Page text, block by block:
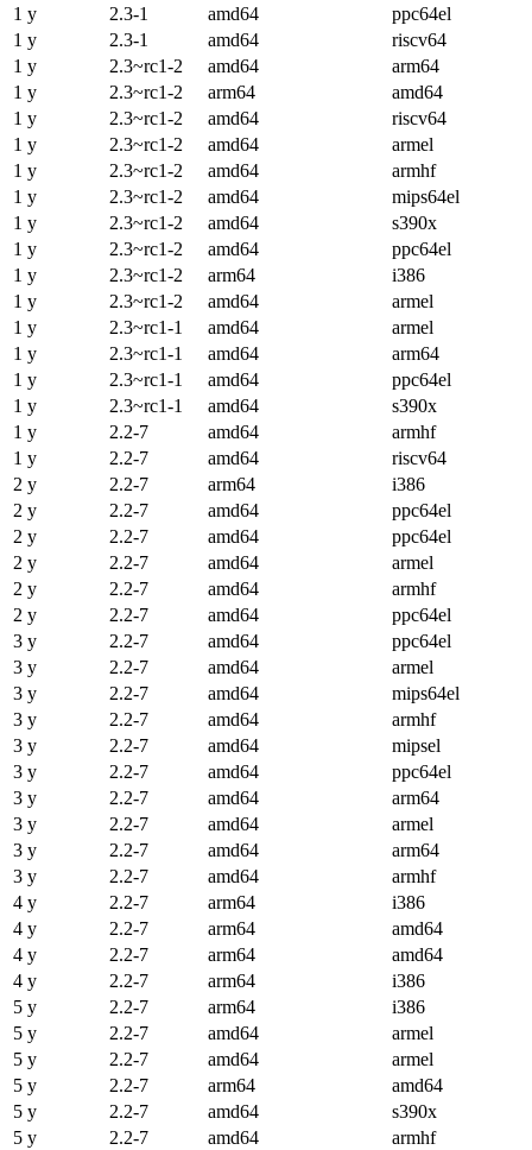
1 y
2.3-1 amd64
ppc64el
1 y
2.3-1 amd64
riscv64
1 y
2.3~rc1-2 amd64
arm64
1 y
2.3~rc1-2 arm64
amd64
1 y
2.3~rc1-2 amd64
riscv64
1 y
2.3~rc1-2 amd64
armel
1 y
2.3~rc1-2 amd64
armhf
1 y
2.3~rc1-2 amd64
mips64el
1 y
2.3~rc1-2 amd64
s390x
1 y
2.3~rc1-2 amd64
ppc64el
1 y
2.3~rc1-2 arm64
i386
1 y
2.3~rc1-2 amd64
armel
1 y
2.3~rc1-1 amd64
armel
1 y
2.3~rc1-1 amd64
arm64
1 y
2.3~rc1-1 amd64
ppc64el
1 y
2.3~rc1-1 amd64
s390x
1 y
2.2-7 amd64
armhf
1 y
2.2-7 amd64
riscv64
2 y
2.2-7 arm64
i386
2 y
2.2-7 amd64
ppc64el
2 y
2.2-7 amd64
ppc64el
2 y
2.2-7 amd64
armel
2 y
2.2-7 amd64
armhf
2 y
2.2-7 amd64
ppc64el
3 y
2.2-7 amd64
ppc64el
3 y
2.2-7 amd64
armel
3 y
2.2-7 amd64
mips64el
3 y
2.2-7 amd64
armhf
3 y
2.2-7 amd64
mipsel
3 y
2.2-7 amd64
ppc64el
3 y
2.2-7 amd64
arm64
3 y
2.2-7 amd64
armel
3 y
2.2-7 amd64
arm64
3 y
2.2-7 amd64
armhf
4 y
2.2-7 arm64
i386
4 y
2.2-7 arm64
amd64
4 y
2.2-7 arm64
amd64
4 y
2.2-7 arm64
i386
5 y
2.2-7 arm64
i386
5 y
2.2-7 amd64
armel
5 y
2.2-7 amd64
armel
5 y
2.2-7 arm64
amd64
5 y
2.2-7 amd64
s390x
5 y
2.2-7 amd64
armhf